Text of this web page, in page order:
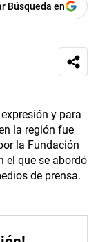
Búsqueda en
y para
la región fue
la Fundación
el que se abordó
de prensa.